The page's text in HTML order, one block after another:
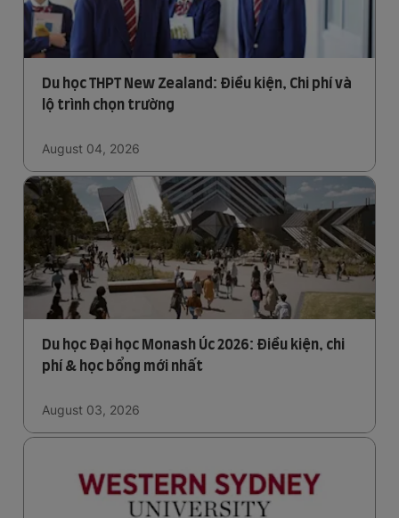
Du học THPT New Zealand: Điều kiện, Chi phí và
lộ trình chọn trường
August 04, 2026
Du học Đại học Monash Úc 2026: Điều kiện, chi
phí & học bổng mới nhất
August 03, 2026